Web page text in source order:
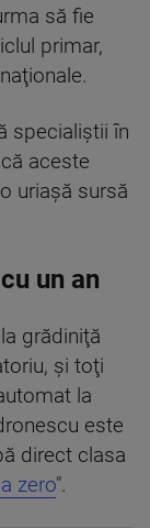
să fie
primar,
specialiştii în
aceste
uriaşă sursă
un an
grădiniţă
şi toţi
la
este
direct clasa
zero".